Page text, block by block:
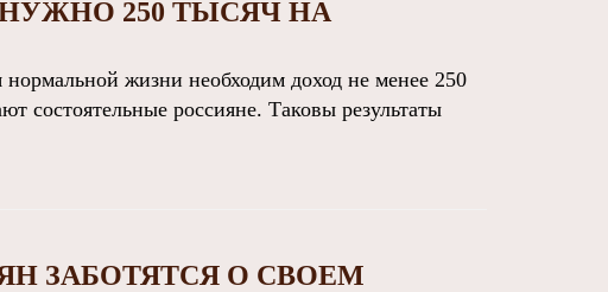
250 ТЫСЯЧ НА
жизни необходим доход не менее 250
состоятельные россияне. Таковы результаты
ЗАБОТЯТСЯ О СВОЕМ